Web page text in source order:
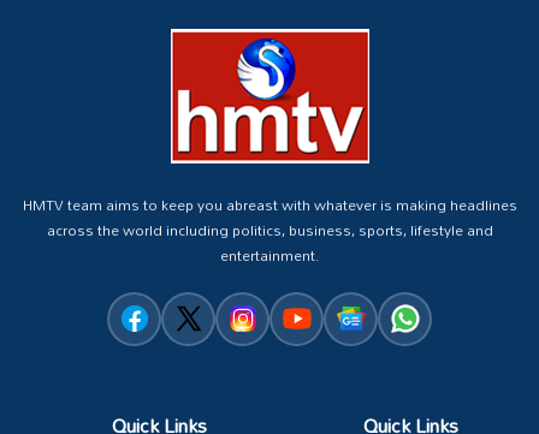
HMTV team aims to keep you abreast with whatever is making headlines
across the world including politics, business, sports, lifestyle and
entertainment.
Quick Links Quick Links